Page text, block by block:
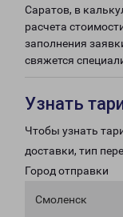
Саратов, в
расчета
заполнения
свяжется
Узнать
Чтобы узнать
доставки, тип
Город отправки
Смоленск